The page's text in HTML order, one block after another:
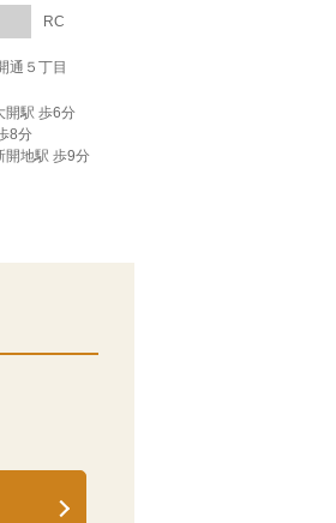
RC
通５丁目
開駅 歩6分
8分
開地駅 歩9分